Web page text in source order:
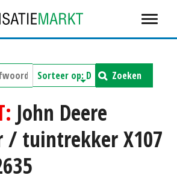
Zoeken
John Deere
/ tuintrekker X107